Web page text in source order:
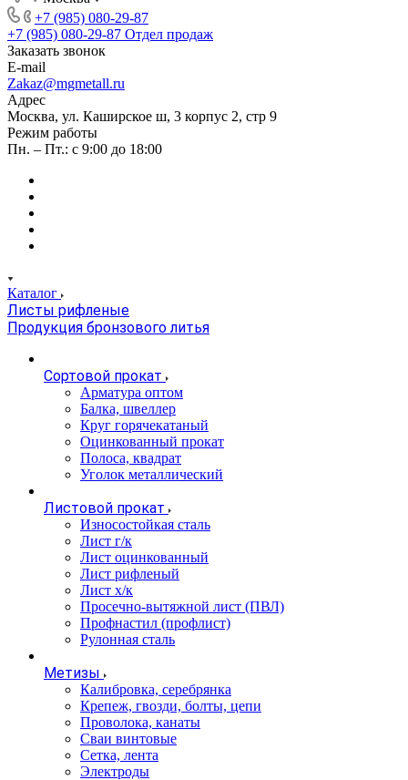
+7 (985) 080-29-87
+7 (985) 080-29-87 Отдел продаж
Заказать звонок
E-mail
Zakaz@mgmetall.ru
Адрес
Москва, ул. Каширское ш, 3 корпус 2, стр 9
Режим работы
Пн. – Пт.: с 9:00 до 18:00
Каталог
Листы рифленые
Продукция бронзового литья
Сортовой прокат
Арматура оптом
Балка, швеллер
Круг горячекатаный
Оцинкованный прокат
Полоса, квадрат
Уголок металлический
Листовой прокат
Износостойкая сталь
Лист г/к
Лист оцинкованный
Лист рифленый
Лист х/к
Просечно-вытяжной лист (ПВЛ)
Профнастил (профлист)
Рулонная сталь
Метизы
Калибровка, серебрянка
Крепеж, гвозди, болты, цепи
Проволока, канаты
Сваи винтовые
Сетка, лента
Электроды